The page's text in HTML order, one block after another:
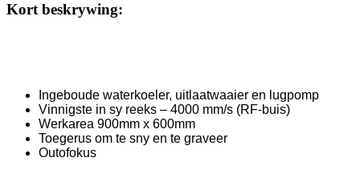
Kort beskrywing:
Ingeboude waterkoeler, uitlaatwaaier en lugpomp
Vinnigste in sy reeks – 4000 mm/s (RF-buis)
Werkarea 900mm x 600mm
Toegerus om te sny en te graveer
Outofokus